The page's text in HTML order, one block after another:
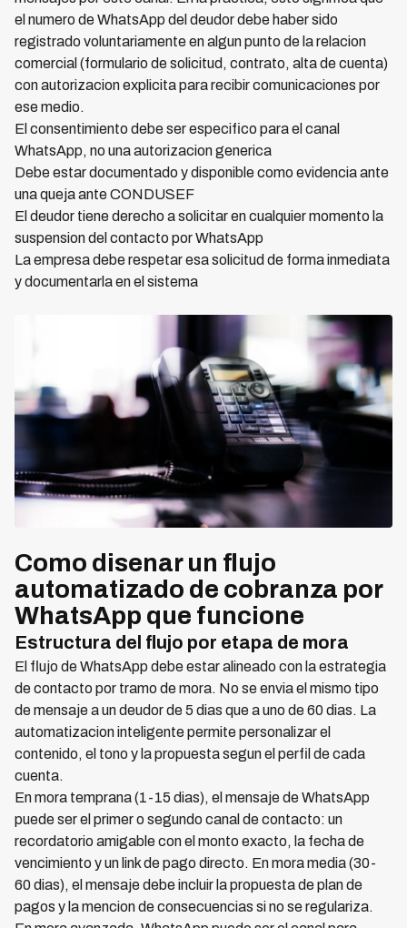
el numero de WhatsApp del deudor debe haber sido
registrado voluntariamente en algun punto de la relacion
comercial (formulario de solicitud, contrato, alta de cuenta)
con autorizacion explicita para recibir comunicaciones por
ese medio.
El consentimiento debe ser especifico para el canal
WhatsApp, no una autorizacion generica
Debe estar documentado y disponible como evidencia ante
una queja ante CONDUSEF
El deudor tiene derecho a solicitar en cualquier momento la
suspension del contacto por WhatsApp
La empresa debe respetar esa solicitud de forma inmediata
y documentarla en el sistema
Como disenar un flujo
automatizado de cobranza por
WhatsApp que funcione
Estructura del flujo por etapa de mora
El flujo de WhatsApp debe estar alineado con la estrategia
de contacto por tramo de mora. No se envia el mismo tipo
de mensaje a un deudor de 5 dias que a uno de 60 dias. La
automatizacion inteligente permite personalizar el
contenido, el tono y la propuesta segun el perfil de cada
cuenta.
En mora temprana (1-15 dias), el mensaje de WhatsApp
puede ser el primer o segundo canal de contacto: un
recordatorio amigable con el monto exacto, la fecha de
vencimiento y un link de pago directo. En mora media (30-
60 dias), el mensaje debe incluir la propuesta de plan de
pagos y la mencion de consecuencias si no se regulariza.